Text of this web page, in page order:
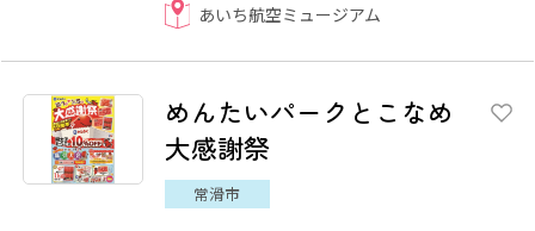
あいち航空ミュージアム
めんたいパークとこなめ
大感謝祭
常滑市